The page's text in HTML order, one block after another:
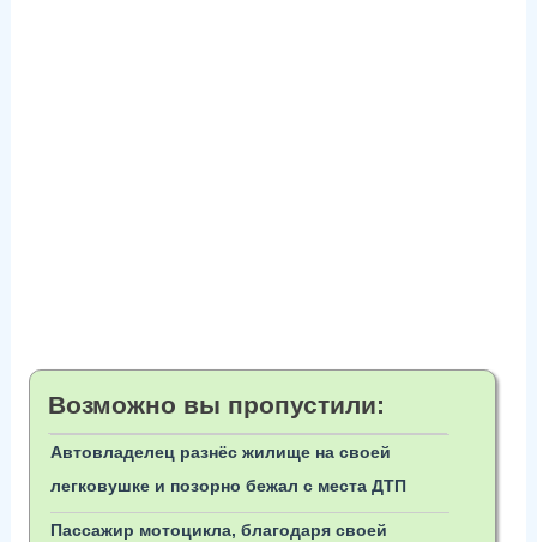
Возможно вы пропустили:
Автовладелец разнёс жилище на своей
легковушке и позорно бежал с места ДТП
Пассажир мотоцикла, благодаря своей